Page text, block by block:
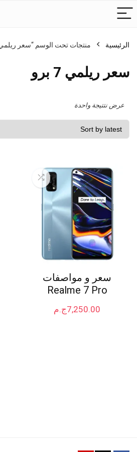
الرئيسية منتجات تحت الوسم “سعر ريلمي 7
سعر ريلمي 7 برو
عرض نتتيجة واحدة
سعر و مواصفات
Realme 7 Pro
ج.م7,250.00